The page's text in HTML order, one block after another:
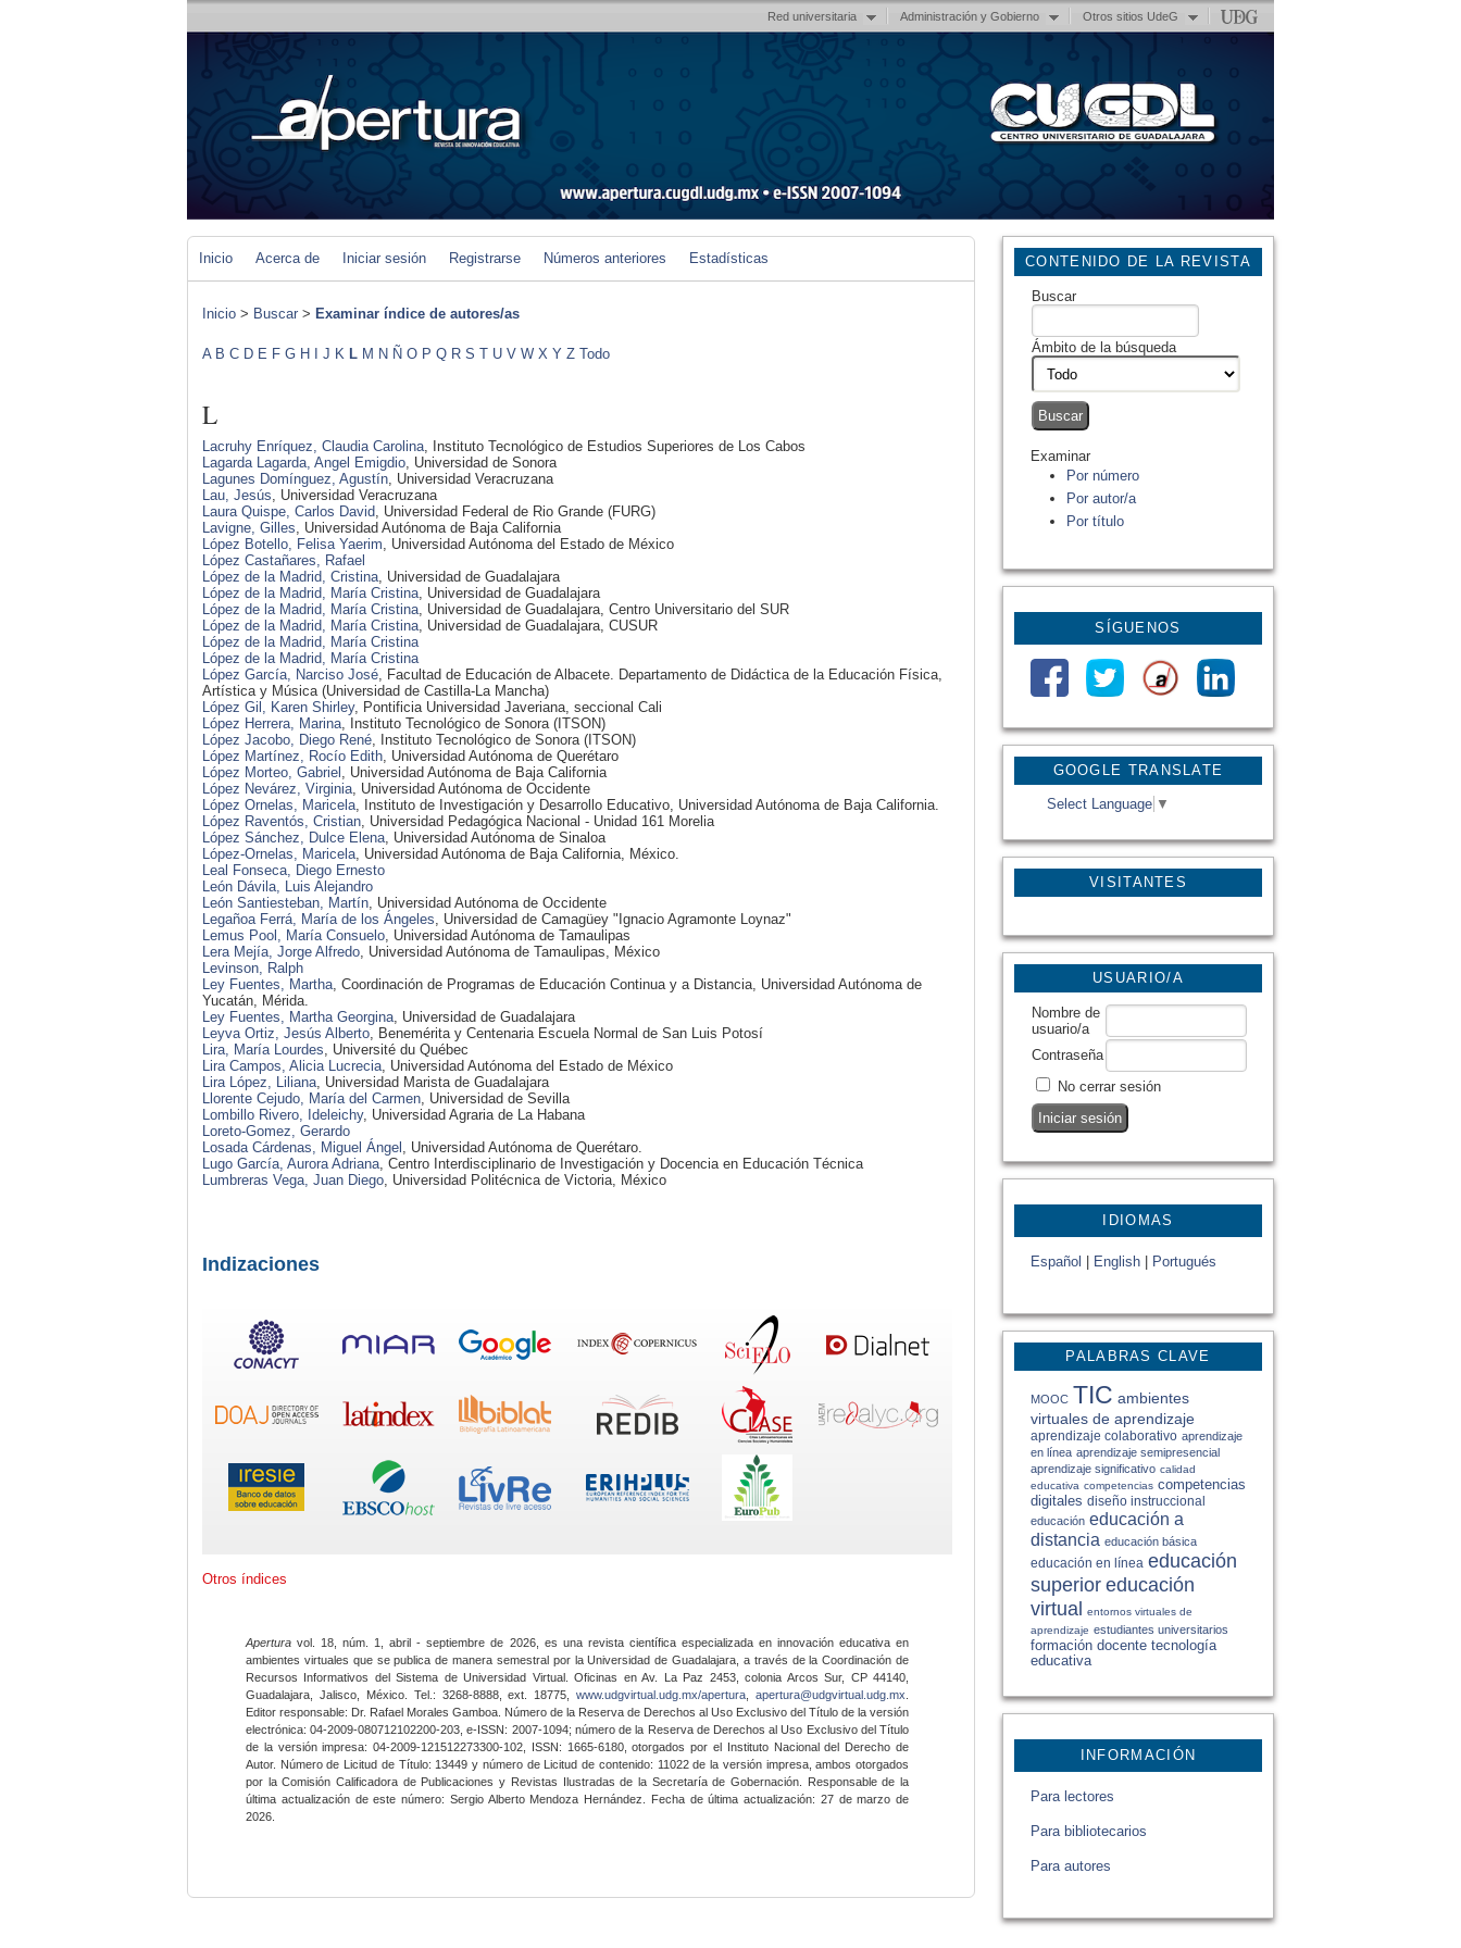
Red universitaria Administración y Gobierno Otros sitios UdeG
GOOGLE TRANSLATE
Select Language ▼
VISITANTES
CONTENIDO DE LA REVISTA
Buscar
Ámbito de la búsqueda
Examinar
Por número
Por autor/a
Por título
SÍGUENOS
USUARIO/A
Nombre de
usuario/a
Contraseña
No cerrar sesión
IDIOMAS
Español English Portugués
PALABRAS CLAVE
MOOC TIC ambientes
virtuales de aprendizaje
aprendizaje colaborativo aprendizaje
en línea aprendizaje semipresencial
aprendizaje significativo calidad
educativa competencias competencias
digitales diseño instruccional
educación educación a
distancia educación básica
educación en línea educación
superior educación
virtual entornos virtuales de
aprendizaje estudiantes universitarios
formación docente tecnología
educativa
INFORMACIÓN
Para lectores
Para bibliotecarios
Para autores
Inicio Acerca de Iniciar sesión Registrarse Números anteriores Estadísticas
Inicio > Buscar > Examinar índice de autores/as
A B C D E F G H I J K L M N Ñ O P Q R S T U V W X Y Z Todo
L
Lacruhy Enríquez, Claudia Carolina , Instituto Tecnológico de Estudios Superiores de Los Cabos
Lagarda Lagarda, Angel Emigdio , Universidad de Sonora
Lagunes Domínguez, Agustín , Universidad Veracruzana
Lau, Jesús , Universidad Veracruzana
Laura Quispe, Carlos David , Universidad Federal de Rio Grande (FURG)
Lavigne, Gilles , Universidad Autónoma de Baja California
López Botello, Felisa Yaerim , Universidad Autónoma del Estado de México
López Castañares, Rafael
López de la Madrid, Cristina , Universidad de Guadalajara
López de la Madrid, María Cristina , Universidad de Guadalajara
López de la Madrid, María Cristina , Universidad de Guadalajara, Centro Universitario del SUR
López de la Madrid, María Cristina , Universidad de Guadalajara, CUSUR
López de la Madrid, María Cristina
López de la Madrid, María Cristina
López García, Narciso José , Facultad de Educación de Albacete. Departamento de Didáctica de la Educación Física,
Artística y Música (Universidad de Castilla-La Mancha)
López Gil, Karen Shirley, Pontificia Universidad Javeriana, seccional Cali
López Herrera, Marina , Instituto Tecnológico de Sonora (ITSON)
López Jacobo, Diego René , Instituto Tecnológico de Sonora (ITSON)
López Martínez, Rocío Edith , Universidad Autónoma de Querétaro
López Morteo, Gabriel
, Universidad Autónoma de Baja California
López Nevárez, Virginia , Universidad Autónoma de Occidente
López Ornelas, Maricela , Instituto de Investigación y Desarrollo Educativo, Universidad Autónoma de Baja California.
López Raventós, Cristian , Universidad Pedagógica Nacional - Unidad 161 Morelia
López Sánchez, Dulce Elena , Universidad Autónoma de Sinaloa
López-Ornelas, Maricela , Universidad Autónoma de Baja California, México.
Leal Fonseca, Diego Ernesto
León Dávila, Luis Alejandro
León Santiesteban, Martín , Universidad Autónoma de Occidente
Legañoa Ferrá, María de los Ángeles , Universidad de Camagüey "Ignacio Agramonte Loynaz"
Lemus Pool, María Consuelo , Universidad Autónoma de Tamaulipas
Lera Mejía, Jorge Alfredo , Universidad Autónoma de Tamaulipas, México
Levinson, Ralph
Ley Fuentes, Martha , Coordinación de Programas de Educación Continua y a Distancia, Universidad Autónoma de
Yucatán, Mérida.
Ley Fuentes, Martha Georgina , Universidad de Guadalajara
Leyva Ortiz, Jesús Alberto , Benemérita y Centenaria Escuela Normal de San Luis Potosí
Lira, María Lourdes , Université du Québec
Lira Campos, Alicia Lucrecia , Universidad Autónoma del Estado de México
Lira López, Liliana , Universidad Marista de Guadalajara
Llorente Cejudo, María del Carmen , Universidad de Sevilla
Lombillo Rivero, Ideleichy, Universidad Agraria de La Habana
Loreto-Gomez, Gerardo
Losada Cárdenas, Miguel Ángel
, Universidad Autónoma de Querétaro.
Lugo García, Aurora Adriana , Centro Interdisciplinario de Investigación y Docencia en Educación Técnica
Lumbreras Vega, Juan Diego , Universidad Politécnica de Victoria, México
Indizaciones
Otros índices
Apertura vol. 18, núm. 1, abril - septiembre de 2026, es una revista científica especializada en innovación educativa en
ambientes virtuales que se publica de manera semestral por la Universidad de Guadalajara, a través de la Coordinación de
Recursos Informativos del Sistema de Universidad Virtual. Oficinas en Av. La Paz 2453, colonia Arcos Sur, CP 44140,
Guadalajara, Jalisco, México. Tel.: 3268-8888, ext. 18775,www.udgvirtual.udg.mx/apertura apertura@udgvirtual.udg.mx
Editor responsable: Dr. Rafael Morales Gamboa. Número de la Reserva de Derechos al Uso Exclusivo del Título de la versión
electrónica: 04-2009-080712102200-203, e-ISSN: 2007-1094; número de la Reserva de Derechos al Uso Exclusivo del Título
de la versión impresa: 04-2009-121512273300-102, ISSN: 1665-6180, otorgados por el Instituto Nacional del Derecho de
Autor. Número de Licitud de Título: 13449 y número de Licitud de contenido: 11022 de la versión impresa, ambos otorgados
por la Comisión Calificadora de Publicaciones y Revistas Ilustradas de la Secretaría de Gobernación. Responsable de la
última actualización de este número: Sergio Alberto Mendoza Hernández. Fecha de última actualización: 27 de marzo de
2026.